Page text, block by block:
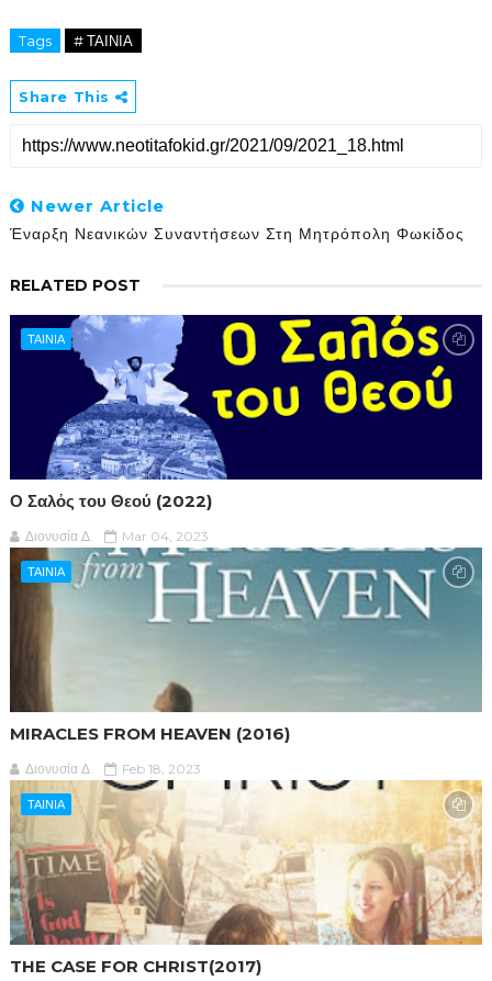
Tags # ΤΑΙΝΙΑ
Share This
Newer Article
Έναρξη Νεανικών Συναντήσεων Στη Μητρόπολη Φωκίδος
RELATED POST
ΤΑΙΝΙΑ
Ο Σαλὀς του Θεού (2022)
Διονυσία Δ. Mar 04, 2023
ΤΑΙΝΙΑ
MIRACLES FROM HEAVEN (2016)
Διονυσία Δ. Feb 18, 2023
ΤΑΙΝΙΑ
THE CASE FOR CHRIST(2017)